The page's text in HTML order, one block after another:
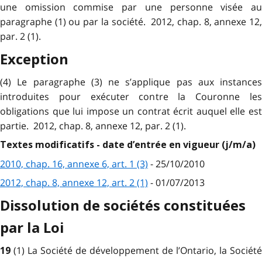
une omission commise par une personne visée au
paragraphe (1) ou par la société. 2012, chap. 8, annexe 12,
par. 2 (1).
Exception
(4) Le paragraphe (3) ne s’applique pas aux instances
introduites pour exécuter contre la Couronne les
obligations que lui impose un contrat écrit auquel elle est
partie. 2012, chap. 8, annexe 12, par. 2 (1).
Textes modificatifs - date d’entrée en vigueur (j/m/a)
2010, chap. 16, annexe 6, art. 1 (3) - 25/10/2010
2012, chap. 8, annexe 12, art. 2 (1) - 01/07/2013
Dissolution de sociétés constituées
par la Loi
19 (1) La Société de développement de l’Ontario, la Société